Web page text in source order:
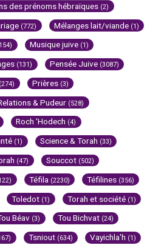
des prénoms hébraïques (2)
(772) Mélanges lait/viande (1)
Musique juive (1)
(131) Pensée Juive (3087)
(274) Prières (3)
& Pudeur (528)
Roch 'Hodech (4)
(1) Science & Torah (33)
(47) Souccot (502)
Téfila (2230) Téfilines (356)
Toledot (1) Torah et société (1)
Béav (3) Tou Bichvat (24)
Tsniout (634) Vayichla'h (1)